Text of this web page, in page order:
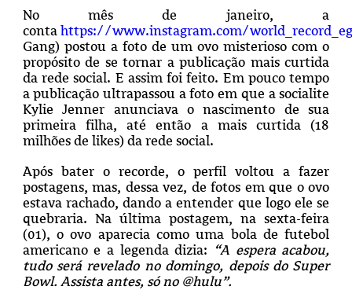
No mês de janeiro, a
conta https://www.instagram.com/
Gang) postou a foto de um ovo misterioso com o
propósito de se tornar a publicação mais curtida
da rede social. E assim foi feito. Em pouco tempo
a publicação ultrapassou a foto em que a socialite
Kylie Jenner anunciava o nascimento de sua
primeira filha, até então a mais curtida (18
milhões de likes) da rede social.
Após bater o recorde, o perfil voltou a fazer
postagens, mas, dessa vez, de fotos em que o ovo
estava rachado, dando a entender que logo ele se
quebraria. Na última postagem, na sexta-feira
(01), o ovo aparecia como uma bola de futebol
americano e a legenda dizia: “A espera acabou,
tudo será revelado no domingo, depois do Super
Bowl. Assista antes, só no @hulu”.